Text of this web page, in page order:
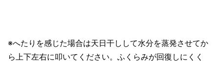
※へたりを感じた場合は天日干しして水分を蒸発させてか
ら上下左右に叩いてください。ふくらみが回復しにくく